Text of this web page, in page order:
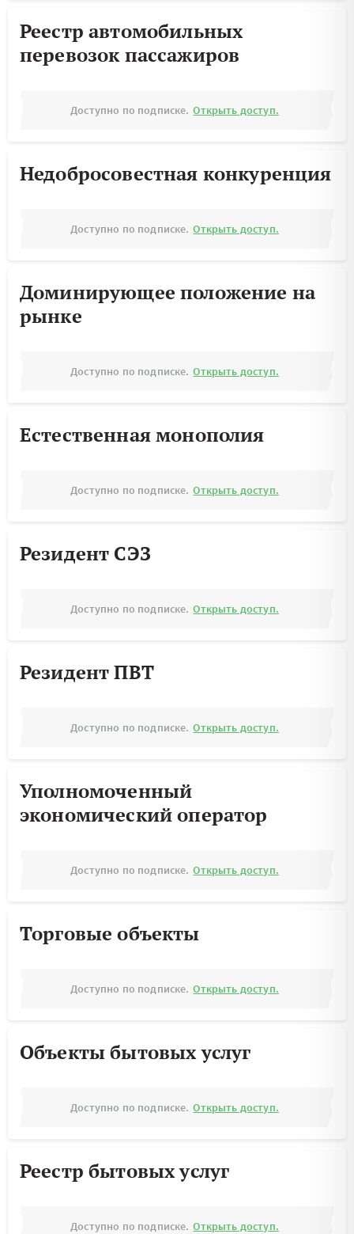
Реестр автомобильных
перевозок пассажиров
Доступно по подписке. Открыть доступ.
Недобросовестная конкуренция
Доступно по подписке. Открыть доступ.
Доминирующее положение на
рынке
Доступно по подписке. Открыть доступ.
Естественная монополия
Доступно по подписке. Открыть доступ.
Резидент СЭЗ
Доступно по подписке. Открыть доступ.
Резидент ПВТ
Доступно по подписке. Открыть доступ.
Уполномоченный
экономический оператор
Доступно по подписке. Открыть доступ.
Торговые объекты
Доступно по подписке. Открыть доступ.
Объекты бытовых услуг
Доступно по подписке. Открыть доступ.
Реестр бытовых услуг
Доступно по подписке. Открыть доступ.